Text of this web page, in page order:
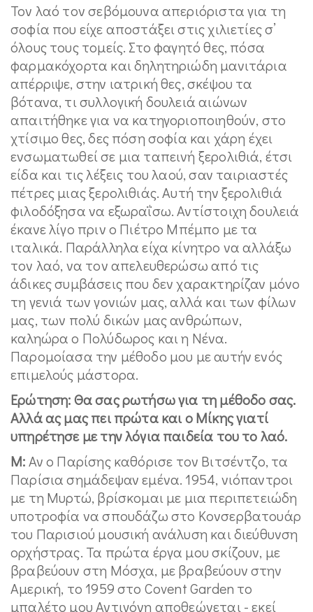
Τον λαό τον σεβόμουνα απεριόριστα για τη
σοφία που είχε αποστάξει στις χιλιετίες σ’
όλους τους τομείς. Στο φαγητό θες, πόσα
φαρμακόχορτα και δηλητηριώδη μανιτάρια
απέρριψε, στην ιατρική θες, σκέψου τα
βότανα, τι συλλογική δουλειά αιώνων
απαιτήθηκε για να κατηγοριοποιηθούν, στο
χτίσιμο θες, δες πόση σοφία και χάρη έχει
ενσωματωθεί σε μια ταπεινή ξερολιθιά, έτσι
είδα και τις λέξεις του λαού, σαν ταιριαστές
πέτρες μιας ξερολιθιάς. Αυτή την ξερολιθιά
φιλοδόξησα να εξωραΐσω. Αντίστοιχη δουλειά
έκανε λίγο πριν ο Πιέτρο Μπέμπο με τα
ιταλικά. Παράλληλα είχα κίνητρο να αλλάξω
τον λαό, να τον απελευθερώσω από τις
άδικες συμβάσεις που δεν χαρακτηρίζαν μόνο
τη γενιά των γονιών μας, αλλά και των φίλων
μας, των πολύ δικών μας ανθρώπων,
καληώρα ο Πολύδωρος και η Νένα.
Παρομοίασα την μέθοδο μου με αυτήν ενός
επιμελούς μάστορα.
Ερώτηση: Θα σας ρωτήσω για τη μέθοδο σας.
Αλλά ας μας πει πρώτα και ο Μίκης γιατί
υπηρέτησε με την λόγια παιδεία του το λαό.
Μ:Αν ο Παρίσης καθόρισε τον Βιτσέντζο, τα
Παρίσια σημάδεψαν εμένα. 1954, νιόπαντροι
με τη Μυρτώ, βρίσκομαι με μια περιπετειώδη
υποτροφία να σπουδάζω στο Κονσερβατουάρ
του Παρισιού μουσική ανάλυση και διεύθυνση
ορχήστρας. Τα πρώτα έργα μου σκίζουν, με
βραβεύουν στη Μόσχα, με βραβεύουν στην
Αμερική, το 1959 στο Covent Garden το
μπαλέτο μου Αντιγόνη αποθεώνεται - εκεί